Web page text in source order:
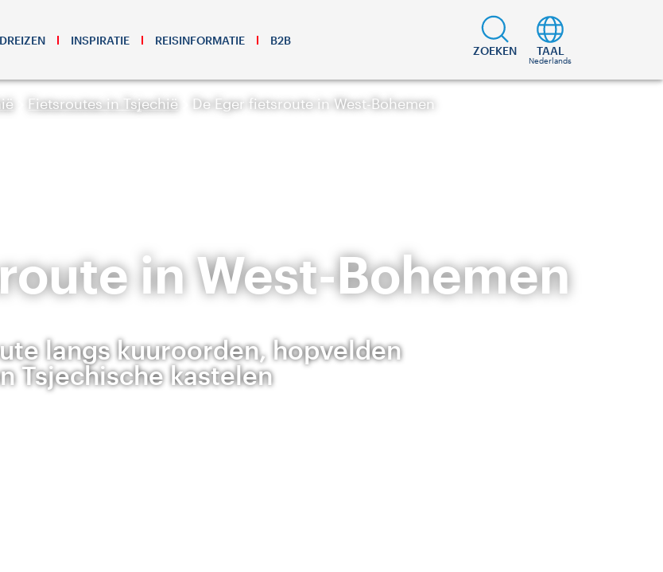
INSPIRATIE REISINFORMATIE B2B
ZOEKEN TAAL
Nederlands
Fietsroutes in Tsjechië De Eger fietsroute in West-Bohemen
in West-Bohemen
langs kuuroorden, hopvelden
Tsjechische kastelen